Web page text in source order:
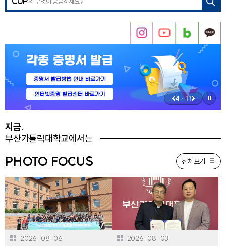
이
4 ·11다
정
지
버튼
인
스
그
유
튜
브
이
버
블
로
그
카
카
오
지금.
부산가톨릭대학교에서는
PHOTO FOCUS 전체보기
2026-08-06 2026-08-03